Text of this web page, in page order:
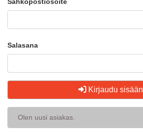
Salasana
Kirjaudu sisään
Olen uusi asiakas.